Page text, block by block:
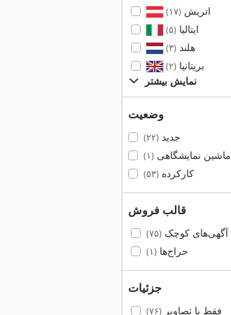
اتریش(۱۷)
ایتالیا(۵)
هلند(۳)
بریتانیا(۲)
نمایش بیشتر
وضعیت
جدید(۲۲)
ماشین نمایشگاهی(۱)
کارکرده(۵۳)
قالب فروش
آگهی‌های کوچک(۷۵)
حراج‌ها(۱)
جزئیات
فقط با تصاویر(۷۶)